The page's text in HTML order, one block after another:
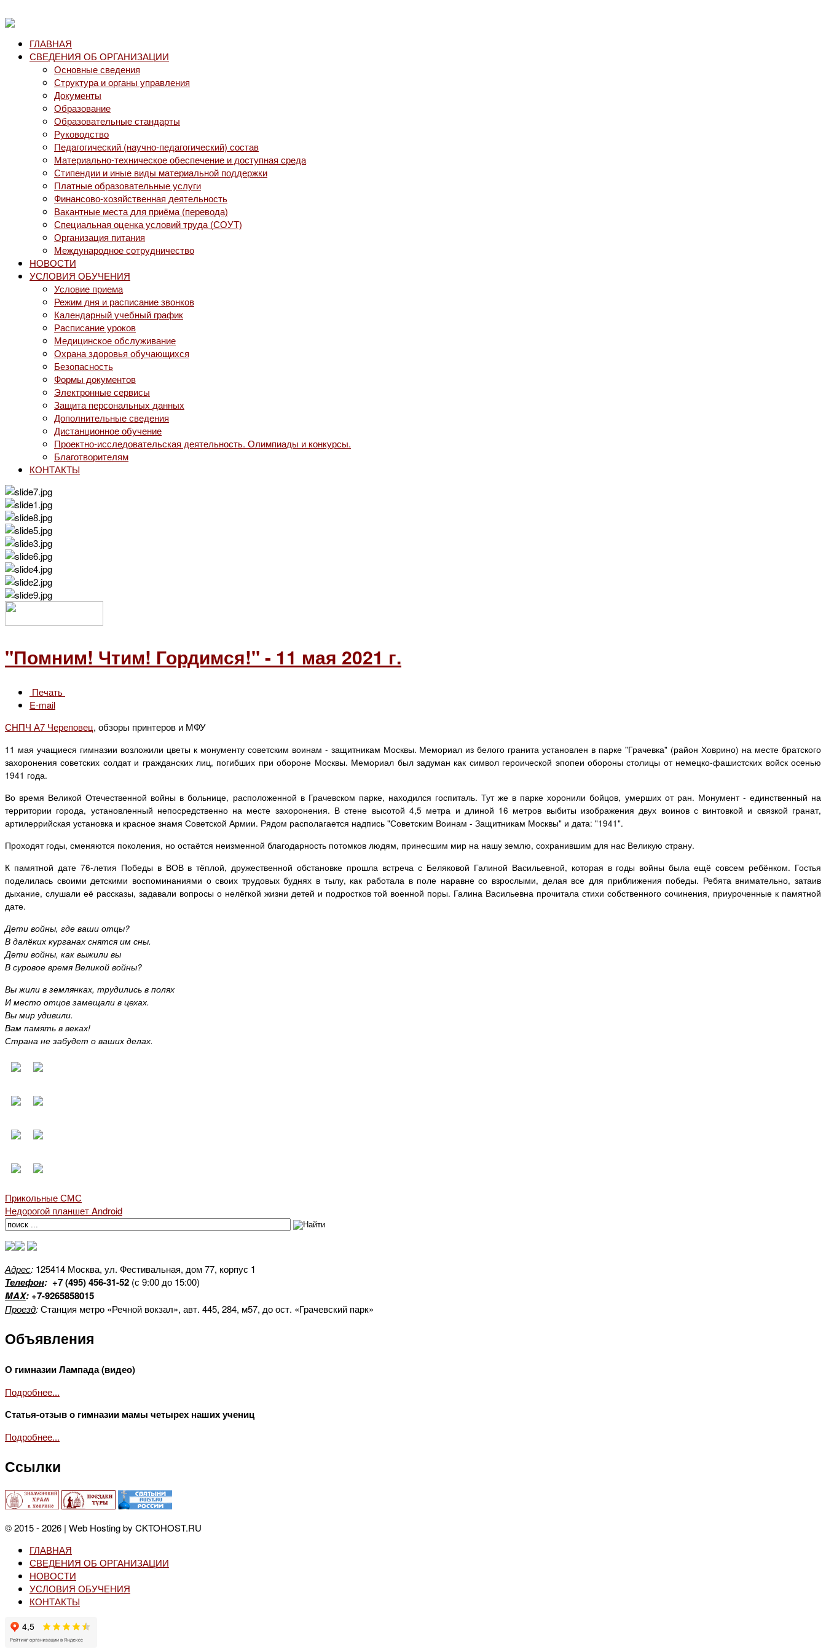
ГЛАВНАЯ
СВЕДЕНИЯ ОБ ОРГАНИЗАЦИИ
Основные сведения
Структура и органы управления
Документы
Образование
Образовательные стандарты
Руководство
Педагогический (научно-педагогический) состав
Материально-техническое обеспечение и доступная среда
Стипендии и иные виды материальной поддержки
Платные образовательные услуги
Финансово-хозяйственная деятельность
Вакантные места для приёма (перевода)
Специальная оценка условий труда (СОУТ)
Организация питания
Международное сотрудничество
НОВОСТИ
УСЛОВИЯ ОБУЧЕНИЯ
Условие приема
Режим дня и расписание звонков
Календарный учебный график
Расписание уроков
Медицинское обслуживание
Охрана здоровья обучающихся
Безопасность
Формы документов
Электронные сервисы
Защита персональных данных
Дополнительные сведения
Дистанционное обучение
Проектно-исследовательская деятельность. Олимпиады и конкурсы.
Благотворителям
КОНТАКТЫ
"Помним! Чтим! Гордимся!" - 11 мая 2021 г.
Печать
E-mail
СНПЧ А7 Череповец, обзоры принтеров и МФУ
11 мая учащиеся гимназии возложили цветы к монументу советским воинам - защитникам Москвы. Мемориал из белого гранита установлен в парке "Грачевка" (район Ховрино) на месте братского
захоронения советских солдат и гражданских лиц, погибших при обороне Москвы. Мемориал был задуман как символ героической эпопеи обороны столицы от немецко-фашистских войск осенью
1941 года.
Во время Великой Отечественной войны в больнице, расположенной в Грачевском парке, находился госпиталь. Тут же в парке хоронили бойцов, умерших от ран. Монумент - единственный на
территории города, установленный непосредственно на месте захоронения. В стене высотой 4,5 метра и длиной 16 метров выбиты изображения двух воинов с винтовкой и связкой гранат,
артилеррийская установка и красное знамя Советской Армии. Рядом располагается надпись "Советским Воинам - Защитникам Москвы" и дата: "1941".
Проходят годы, сменяются поколения, но остаётся неизменной благодарность потомков людям, принесшим мир на нашу землю, сохранившим для нас Великую страну.
К памятной дате 76-летия Победы в ВОВ в тёплой, дружественной обстановке прошла встреча с Беляковой Галиной Васильевной, которая в годы войны была ещё совсем ребёнком. Гостья
поделилась своими детскими воспоминаниями о своих трудовых буднях в тылу, как работала в поле наравне со взрослыми, делая все для приближения победы. Ребята внимательно, затаив
дыхание, слушали её рассказы, задавали вопросы о нелёгкой жизни детей и подростков той военной поры. Галина Васильевна прочитала стихи собственного сочинения, приуроченные к памятной
дате.
Дети войны, где ваши отцы?
В далёких курганах снятся им сны.
Дети войны, как выжили вы
В суровое время Великой войны?
Вы жили в землянках, трудились в полях
И место отцов замещали в цехах.
Вы мир удивили.
Вам память в веках!
Страна не забудет о ваших делах.
Прикольные СМС
Недорогой планшет Android
Адрес: 125414 Москва, ул. Фестивальная, дом 77, корпус 1
Телефон: +7 (495) 456-31-52 (с 9:00 до 15:00)
MAX:+7-9265858015
Проезд:Станция метро «Речной вокзал», авт. 445, 284, м57, до ост. «Грачевский парк»
Объявления
О гимназии Лампада (видео)
Подробнее...
Статья-отзыв о гимназии мамы четырех наших учениц
Подробнее...
Ссылки
© 2015 - 2026 | Web Hosting by CKTOHOST.RU
ГЛАВНАЯ
СВЕДЕНИЯ ОБ ОРГАНИЗАЦИИ
НОВОСТИ
УСЛОВИЯ ОБУЧЕНИЯ
КОНТАКТЫ